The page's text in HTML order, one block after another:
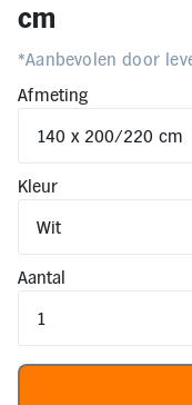
Sport, Spel en
Mijn
account
bestellingen
Inloggen
de
het
cm
*Aanbevolen door
Afmeting
Kleur
Aantal